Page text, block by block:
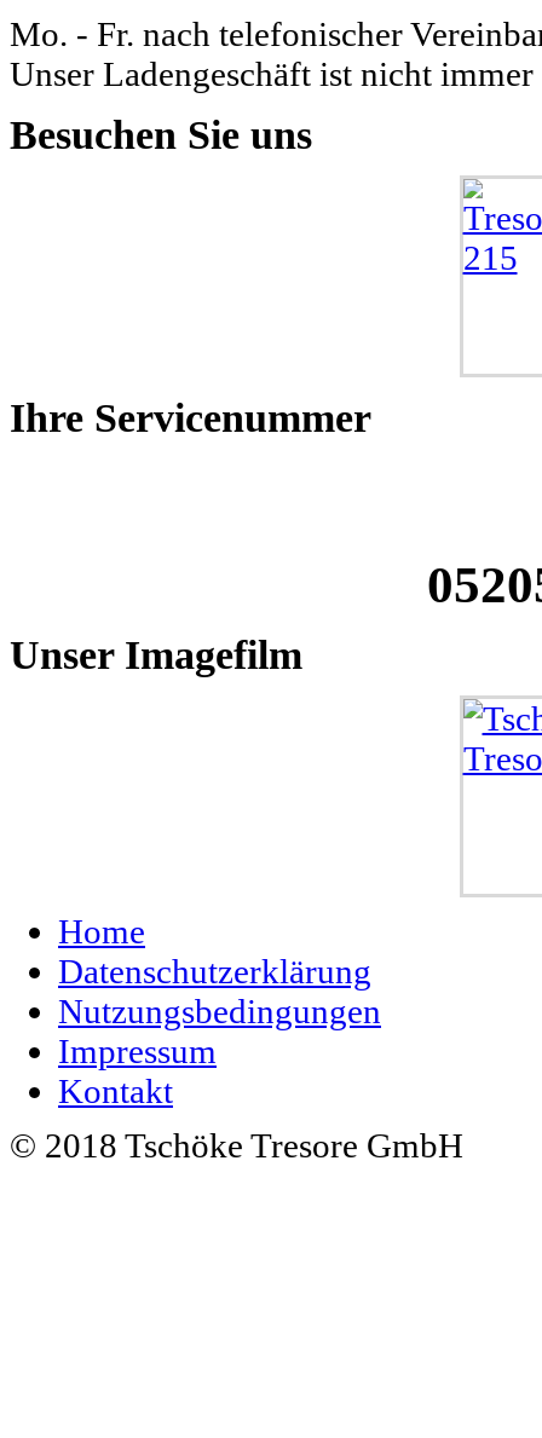
Mo. - Fr. nach telefonischer
Unser Ladengeschäft ist nicht immer
Besuchen Sie uns
Ihre Servicenummer
UnserImagefilm
Home
Datenschutzerklärung
Nutzungsbedingungen
Impressum
Kontakt
© 2018 Tschöke Tresore GmbH